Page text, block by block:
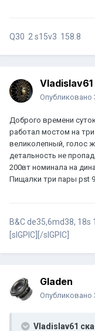
Q30 2 s15v3 158.8
Vladislav61
Опубликовано
Доброго времени
работал мостом на
великолепный, голос
детальность не
200вт номинала на
Пищалки три пары pst
B&C de35,6md38, 18s
[sIGPIC][/sIGPIC]
Gladen
Опубликовано
Vladislav61